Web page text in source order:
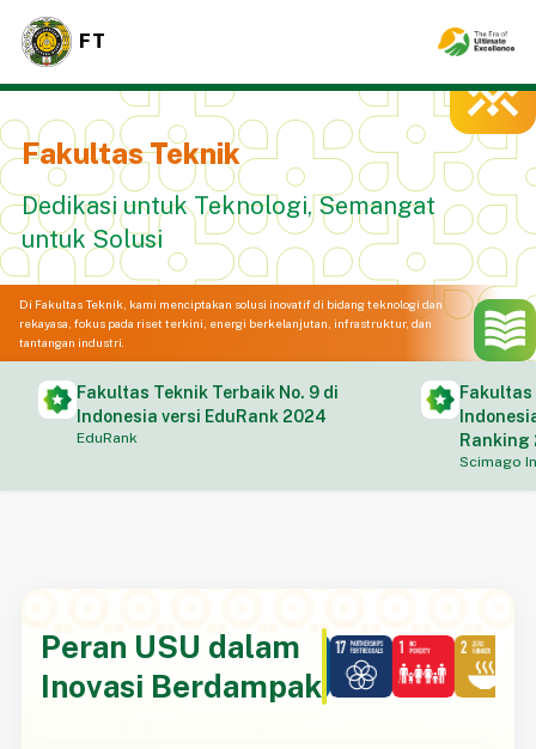
FT
Fakultas Teknik
Dedikasi untuk Teknologi, Semangat
untuk Solusi
Di Fakultas Teknik, kami menciptakan solusi inovatif di bidang teknologi dan
rekayasa, fokus pada riset terkini, energi berkelanjutan, infrastruktur, dan
tantangan industri.
Fakultas Teknik Terbaik No. 9 di
Indonesia versi EduRank 2024
EduRank
Fakultas
Ranking
Scimago
Peran USU dalam
Inovasi Berdampak